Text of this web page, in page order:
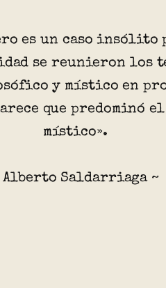
es un caso insólito
se reunieron los
y místico en
que predominó el
místico».
Alberto Saldarriaga ~